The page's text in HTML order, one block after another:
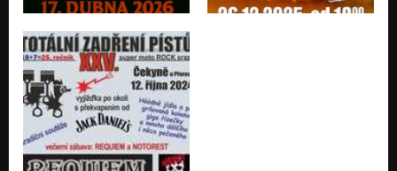
Příběhy ze záhrobí
Navaddúd
Na západní frontě klid
Na západní frontě klid
Na západní frontě klid
Z.N.V.
Na západní frontě klid